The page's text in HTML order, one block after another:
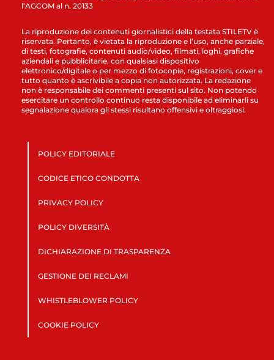
l’AGCOM al n. 20133
La riproduzione dei contenuti giornalistici della testata STILETV è
riservata. Pertanto, è vietata la riproduzione e l’uso, anche parziale,
di testi, fotografie, contenuti audio/video, filmati, loghi, grafiche
aziendali e pubblicitarie, con qualsiasi dispositivo
elettronico/digitale o per mezzo di fotocopie, registrazioni, cover e
tutto quanto è ascrivibile a copia non autorizzata. La redazione
non è responsabile dei commenti presenti sul sito. Non potendo
esercitare un controllo continuo resta disponibile ad eliminarli su
segnalazione qualora gli stessi risultano offensivi e oltraggiosi.
POLICY EDITORIALE
CODICE ETICO CONDOTTA
PRIVACY POLICY
POLICY DIVERSITÀ
DICHIARAZIONE DI TRASPARENZA
GESTIONE DEI RECLAMI
WHISTLEBLOWER POLICY
COOKIE POLICY